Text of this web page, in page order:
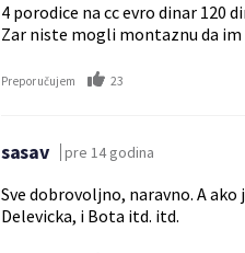
4 porodice na cc evro dinar 120
Zar niste mogli montaznu da im
Preporučujem 23
sasav pre 14 godina
Sve dobrovoljno, naravno. A
Delevicka, i Bota itd. itd.